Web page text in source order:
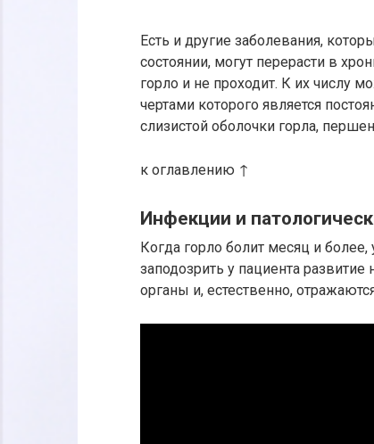
Есть и другие заболевания,
состоянии, могут перерасти в
горло и не проходит. К их числу
чертами которого является
слизистой оболочки горла,
к оглавлению ↑
Инфекции и
Когда горло болит месяц и
заподозрить у пациента
органы и, естественно,